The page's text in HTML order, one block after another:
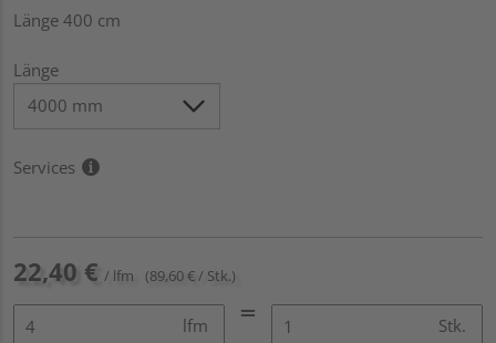
Länge 400 cm
Länge
Services
22,40 € / lfm (89,60 € / Stk.)
lfm Stk.